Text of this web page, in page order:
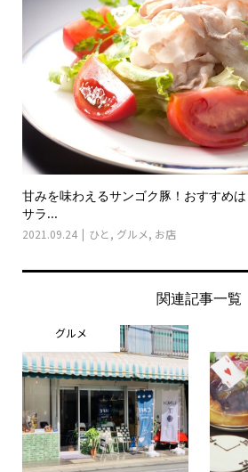
甘みを味わえるサンゴク豚！おすすめ
サラ...
2021.09.24 ひと , グルメ, お店
関連記事一覧
グルメ